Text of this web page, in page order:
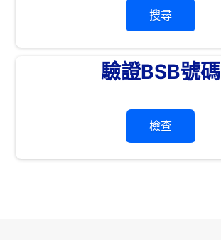
搜尋
驗證BSB號碼
檢查